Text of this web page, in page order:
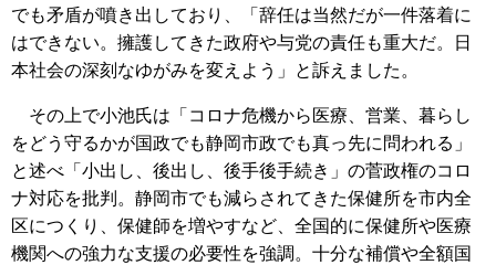
でも矛盾が噴き出しており、「辞任は当然だが一件落着に
はできない。擁護してきた政府や与党の責任も重大だ。日
本社会の深刻なゆがみを変えよう」と訴えました。
その上で小池氏は「コロナ危機から医療、営業、暮らし
をどう守るかが国政でも静岡市政でも真っ先に問われる」
と述べ「小出し、後出し、後手後手続き」の菅政権のコロ
ナ対応を批判。静岡市でも減らされてきた保健所を市内全
区につくり、保健師を増やすなど、全国的に保健所や医療
機関への強力な支援の必要性を強調。十分な補償や全額国